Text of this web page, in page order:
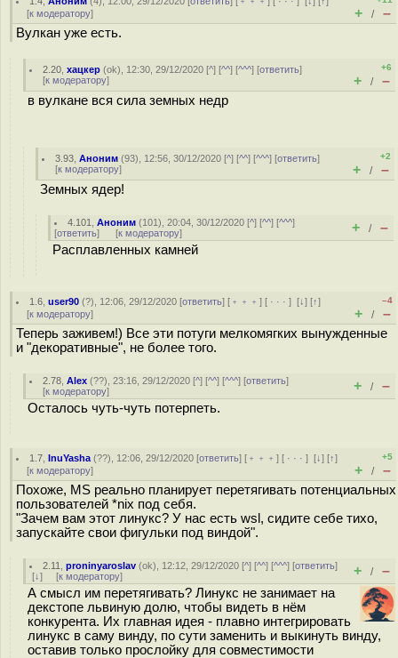
[к модератору] + / –
Вулкан уже есть.
2.20 ,хацкер (ok), 12:30, 29/12/2020 [^] [^^] [^^^] [ответить]
[к модератору]
+6
+ / –
в вулкане вся сила земных недр
3.93 ,Аноним (93), 12:56, 30/12/2020 [^] [^^] [^^^] [ответить]
[к модератору]
+2
+ / –
Земных ядер!
4.101 ,Аноним (101), 20:04, 30/12/2020 [^] [^^] [^^^]
[ответить] [к модератору] + / –
Расплавленных камней
1.6 ,user90 (?), 12:06, 29/12/2020 [ответить] [ ﹢﹢﹢] [ · · ·][↓] [↑]
[к модератору]
–4
+ / –
Теперь заживем!) Все эти потуги мелкомягких вынужденные
и "декоративные", не более того.
2.78 ,Alex (??), 23:16, 29/12/2020 [^] [^^] [^^^] [ответить]
[к модератору] + / –
Осталось чуть-чуть потерпеть.
1.7 ,InuYasha (??), 12:06, 29/12/2020 [ответить] [ ﹢﹢﹢] [ · · ·][↓] [↑]
[к модератору]
+5
+ / –
Похоже, MS реально планирует перетягивать потенциальных
пользователей *nix под себя.
"Зачем вам этот линукс? У нас есть wsl, сидите себе тихо,
запускайте свои фигульки под виндой".
2.11 ,proninyaroslav (ok), 12:12, 29/12/2020 [^] [^^] [^^^] [ответить]
[↓] [к модератору] + / –
А смысл им перетягивать? Линукс не занимает на
декстопе львиную долю, чтобы видеть в нём
конкурента. Их главная идея - плавно интегрировать
линукс в саму винду, по сути заменить и выкинуть винду,
оставив только прослойку для совместимости